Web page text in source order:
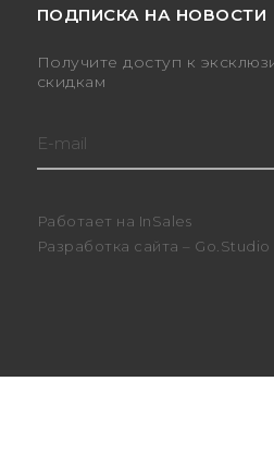
ПОДПИСКА НА НОВОСТИ
Получите доступ к
скидкам
Работает на InSales
Разработка сайта – Go.Studio